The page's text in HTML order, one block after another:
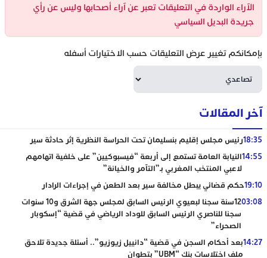
الآراء الواردة في التعليقات تعبر عن آراء أصحابها وليس عن رأي
جريدة البديل السياسي
بإمكانكم تغيير عرض التعليقات حسب الاختيارات أسفله
آخر المقالات
18:35رئيس مجلس إقليم بنسليمان تحت الحراسة النظرية إثر حادثة سير
14:55النيابة العامة تستمع إلى أربعة “فيسبوكيين” على خلفية اتهامهم
لاعبي المنتخب المغربي بـ”التآمر والخيانة”
19:10حكم قضائي يبطل مخالفة سير بعد الطعن في إجراءات الرادار
03:08
12سنة سجنا لبعيوي الرئيس السابق لمجلس جهة الشرق و10 سنوات
سجنا للناصري الرئيس السابق للوداد الرياضي في قضية “إسكوبار
الصحراء”
14:27بعد أحكام السجن في قضية “دانييل زيوزيو”.. أسئلة جديدة تلاحق
ملف اختلاسات بنك “UBM” بتطوان